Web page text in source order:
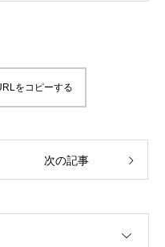
をコピーする
次の記事